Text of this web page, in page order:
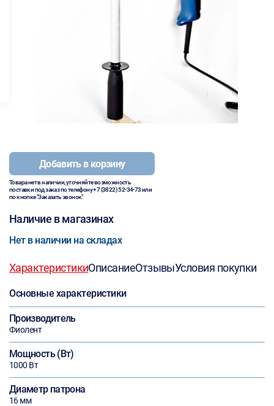
Добавить в корзину
Товара нет в наличии, уточняйте возможность
поставки под заказ по телефону+7 (3822) 52-34-73или
по кнопке "Заказать звонок"
Наличие в магазинах
Нет в наличии на складах
ХарактеристикиОписаниеОтзывыУсловия покупки
Основные характеристики
Производитель
Фиолент
Мощность (Вт)
1000 Вт
Диаметр патрона
16 мм